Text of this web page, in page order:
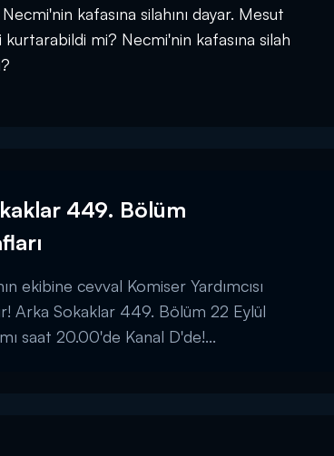
kafasına silahını dayar. Mesut
mi? Necmi'nin kafasına silah
449. Bölüm
ekibine cevval Komiser Yardımcısı
Arka Sokaklar 449. Bölüm 22 Eylül
saat 20.00'de Kanal D'de!...